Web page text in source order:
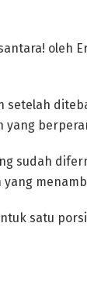
oleh
setelah
sudah
satu